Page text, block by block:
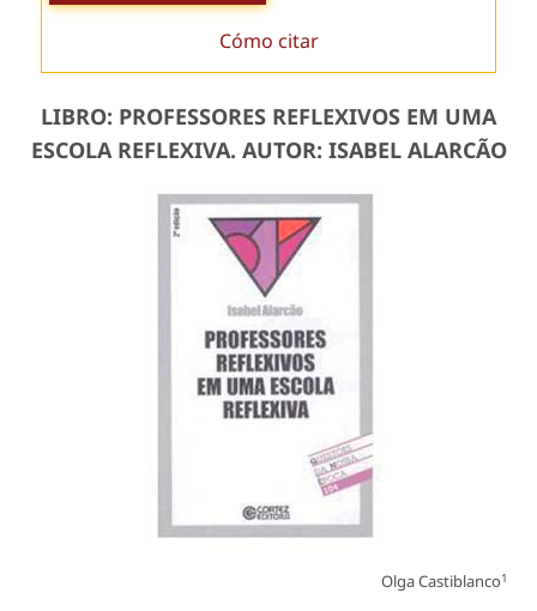
Cómo citar
LIBRO: PROFESSORES REFLEXIVOS EM UMA
ESCOLA REFLEXIVA. AUTOR: ISABEL ALARCÃO
Olga Castiblanco1